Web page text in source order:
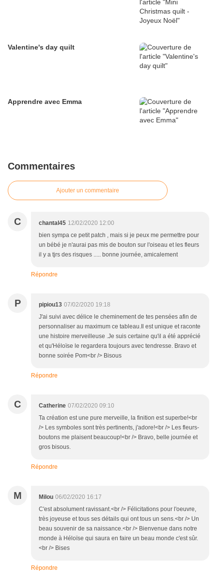
Valentine's day quilt
Apprendre avec Emma
Commentaires
Ajouter un commentaire
C chantal45 12/02/2020 12:00
bien sympa ce petit patch , mais si je peux me permettre pour
un bébé je n'aurai pas mis de bouton sur l'oiseau et les fleurs
il y a tjrs des risques ..... bonne journée, amicalement
Répondre
P pipiou13 07/02/2020 19:18
J'ai suivi avec délice le cheminement de tes pensées afin de
personnaliser au maximum ce tableau.Il est unique et raconte
une histoire merveilleuse .Je suis certaine qu'il a été apprécié
et qu'Héloïse le regardera toujours avec tendresse. Bravo et
bonne soirée Pom<br /> Bisous
Répondre
C Catherine 07/02/2020 09:10
Ta création est une pure merveille, la finition est superbe!<br
/> Les symboles sont très pertinents, j'adore!<br /> Les fleurs-
boutons me plaisent beaucoup!<br /> Bravo, belle journée et
gros bisous.
Répondre
M Milou 06/02/2020 16:17
C'est absolument ravissant.<br /> Félicitations pour l'oeuvre,
très joyeuse et tous ses détails qui ont tous un sens.<br /> Un
beau souvenir de sa naissance.<br /> Bienvenue dans notre
monde à Héloïse qui saura en faire un beau monde c'est sûr.
<br /> Bises
Répondre